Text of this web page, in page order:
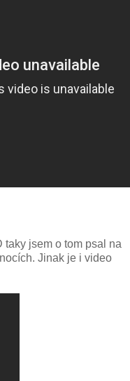
taky jsem o tom psal na
Jinak je i video